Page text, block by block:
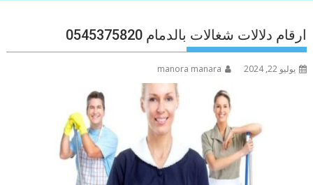
ارقام دلالات شغالات بالدمام 0545375820
يوليو 22, 2024 manora manara